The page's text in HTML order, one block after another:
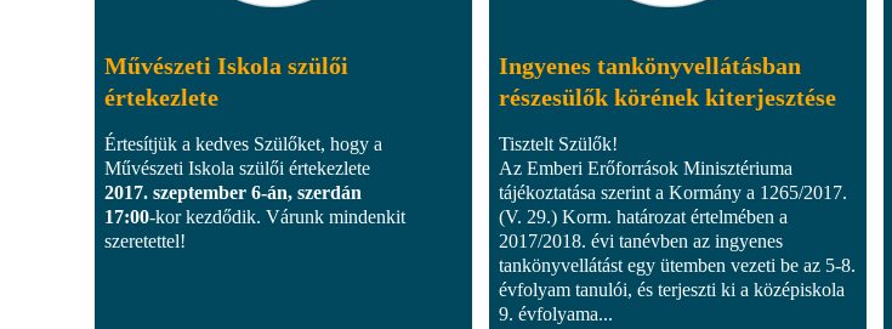
Művészeti Iskola szülői
értekezlete
Értesítjük a kedves Szülőket, hogy a
Művészeti Iskola szülői értekezlete
2017. szeptember 6-án, szerdán
17:00-kor kezdődik. Várunk mindenkit
szeretettel!
Ingyenes tankönyvellátásban
részesülők körének kiterjesztése
Tisztelt Szülők!
Az Emberi Erőforrások Minisztériuma
tájékoztatása szerint a Kormány a 1265/2017.
(V. 29.) Korm. határozat értelmében a
2017/2018. évi tanévben az ingyenes
tankönyvellátást egy ütemben vezeti be az 5-8.
évfolyam tanulói, és terjeszti ki a középiskola
9. évfolyama...